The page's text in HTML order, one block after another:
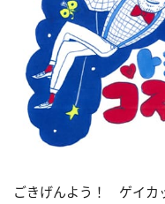
ごきげんよう！ ゲイカ